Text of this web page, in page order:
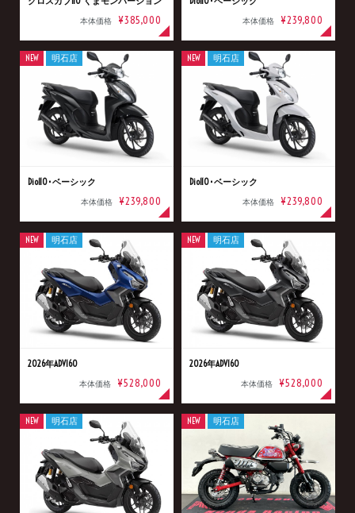
本体価格 ¥385,000 本体価格 ¥239,800
Dio110･ベーシック
本体価格 ¥239,800
NEW 明石店
Dio110･ベーシック
本体価格 ¥239,800
NEW 明石店
2026年ADV160
本体価格 ¥528,000
NEW 明石店
2026年ADV160
本体価格 ¥528,000
NEW 明石店
NEW 明石店 NEW 明石店